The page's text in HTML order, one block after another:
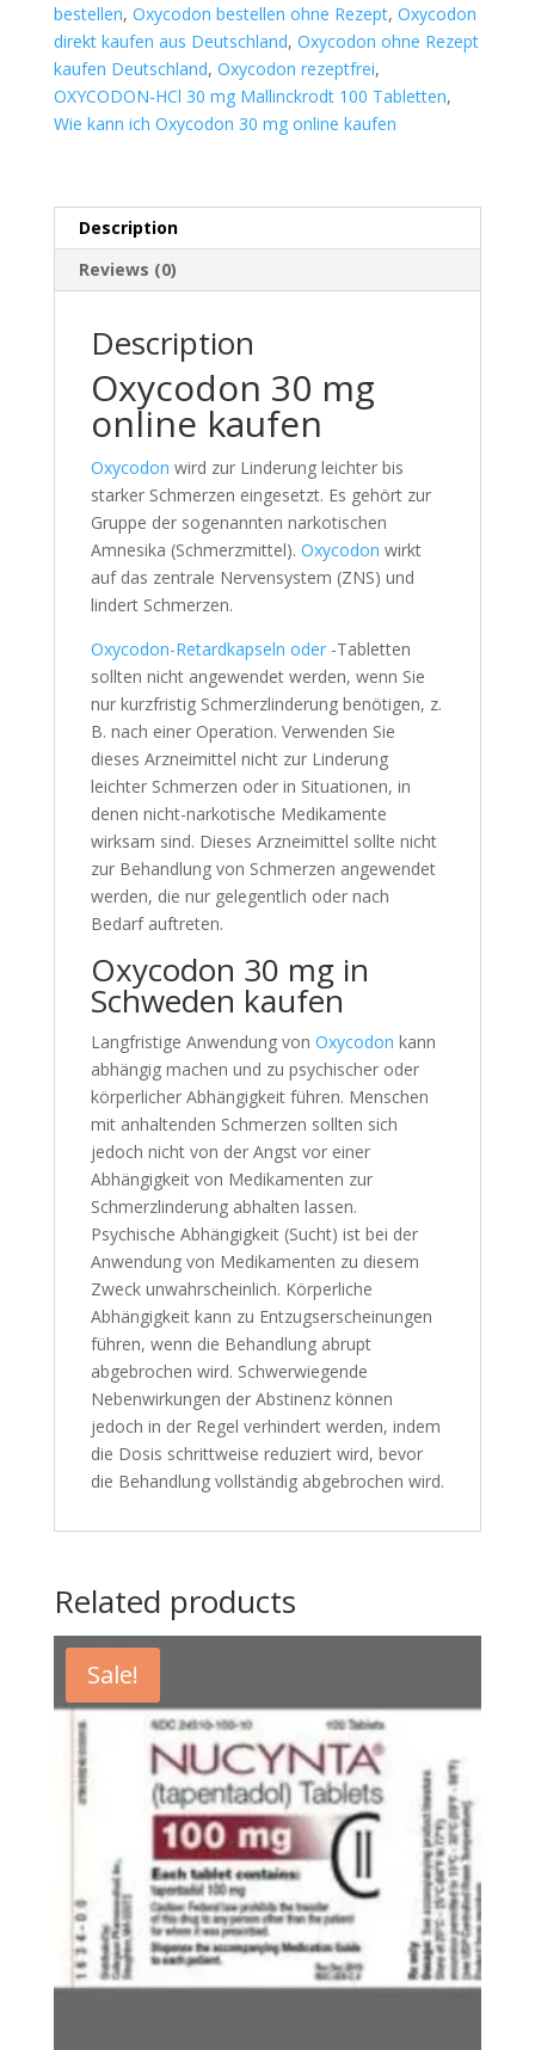
bestellen, Oxycodon bestellen ohne Rezept, Oxycodon
direkt kaufen aus Deutschland, Oxycodon ohne Rezept
kaufen Deutschland, Oxycodon rezeptfrei,
OXYCODON-HCl 30 mg Mallinckrodt 100 Tabletten,
Wie kann ich Oxycodon 30 mg online kaufen
Description
Reviews (0)
Description
Oxycodon 30 mg
online kaufen
Oxycodon wird zur Linderung leichter bis
starker Schmerzen eingesetzt. Es gehört zur
Gruppe der sogenannten narkotischen
Amnesika (Schmerzmittel). Oxycodon wirkt
auf das zentrale Nervensystem (ZNS) und
lindert Schmerzen.
Oxycodon-Retardkapseln oder-Tabletten
sollten nicht angewendet werden, wenn Sie
nur kurzfristig Schmerzlinderung benötigen, z.
B. nach einer Operation. Verwenden Sie
dieses Arzneimittel nicht zur Linderung
leichter Schmerzen oder in Situationen, in
denen nicht-narkotische Medikamente
wirksam sind. Dieses Arzneimittel sollte nicht
zur Behandlung von Schmerzen angewendet
werden, die nur gelegentlich oder nach
Bedarf auftreten.
Oxycodon 30 mg in
Schweden kaufen
Langfristige Anwendung von Oxycodon kann
abhängig machen und zu psychischer oder
körperlicher Abhängigkeit führen. Menschen
mit anhaltenden Schmerzen sollten sich
jedoch nicht von der Angst vor einer
Abhängigkeit von Medikamenten zur
Schmerzlinderung abhalten lassen.
Psychische Abhängigkeit (Sucht) ist bei der
Anwendung von Medikamenten zu diesem
Zweck unwahrscheinlich. Körperliche
Abhängigkeit kann zu Entzugserscheinungen
führen, wenn die Behandlung abrupt
abgebrochen wird. Schwerwiegende
Nebenwirkungen der Abstinenz können
jedoch in der Regel verhindert werden, indem
die Dosis schrittweise reduziert wird, bevor
die Behandlung vollständig abgebrochen wird.
Related products
Sale!